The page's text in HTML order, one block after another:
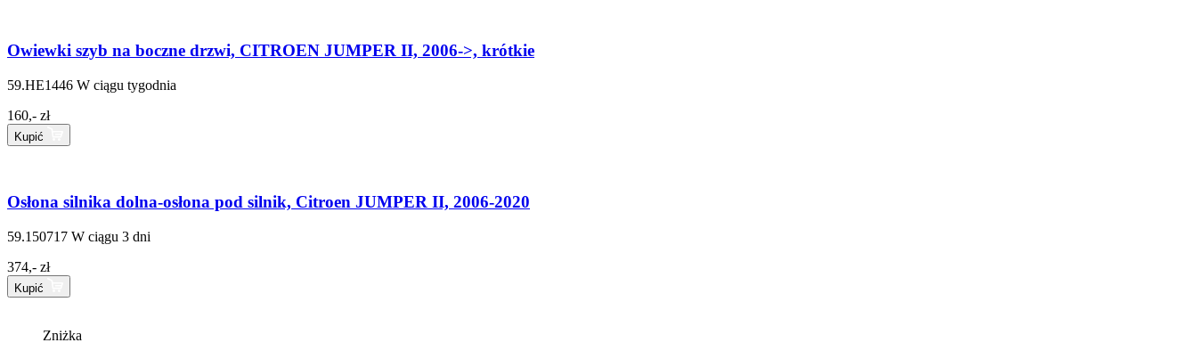
Owiewki szyb na boczne drzwi, CITROEN JUMPER II, 2006->, krótkie
59.HE1446 W ciągu tygodnia
160,- zł
Kupić
Osłona silnika dolna-osłona pod silnik, Citroen JUMPER II, 2006-2020
59.150717 W ciągu 3 dni
374,- zł
Kupić
Zniżka